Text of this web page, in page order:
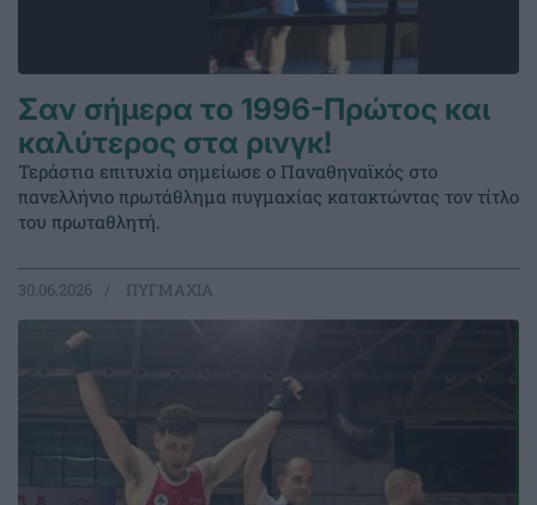
Σαν σήμερα το 1996-Πρώτος και
καλύτερος στα ρινγκ!
Τεράστια επιτυχία σημείωσε ο Παναθηναϊκός στο
πανελλήνιο πρωτάθλημα πυγμαχίας κατακτώντας τον τίτλο
του πρωταθλητή.
30.06.2026 ΠΥΓΜΑΧΙΑ